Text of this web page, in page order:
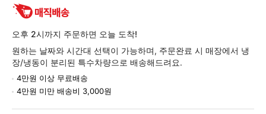
환/
품
보
오후 2시까지 주문하면 오늘 도착!
원하는 날짜와 시간대 선택이 가능하며, 주문완료 시 매장에서 냉
장/냉동이 분리된 특수차량으로 배송해드려요.
4만원 이상 무료배송
4만원 미만 배송비 3,000원